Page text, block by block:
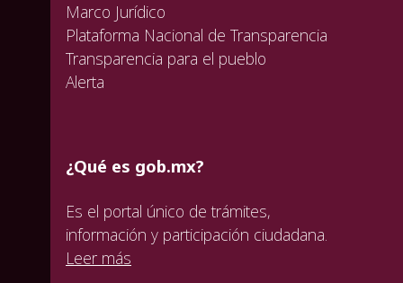
Marco Jurídico
Plataforma Nacional de Transparencia
Transparencia para el pueblo
Alerta
¿Qué es gob.mx?
Es el portal único de trámites,
información y participación ciudadana.
Leer más